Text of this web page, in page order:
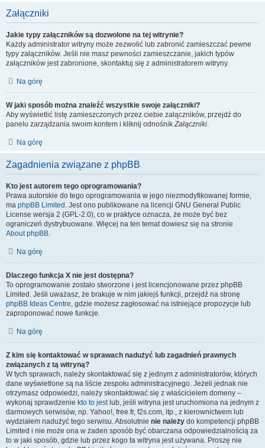
Załączniki
Jakie typy załączników są dozwolone na tej witrynie?
Każdy administrator witryny może zezwolić lub zabronić zamieszczać pewne
typy załączników. Jeśli nie masz pewności zamieszczanie, jakich typów
załączników jest zabronione, skontaktuj się z administratorem witryny.
Na górę
W jaki sposób można znaleźć wszystkie swoje załączniki?
Aby wyświetlić listę zamieszczonych przez ciebie załączników, przejdź do
panelu zarządzania swoim kontem i kliknij odnośnikZałączniki.
Na górę
Zagadnienia związane z phpBB
Kto jest autorem tego oprogramowania?
Prawa autorskie do tego oprogramowania w jego niezmodyfikowanej formie,
ma phpBB Limited . Jest ono publikowane na licencji GNU General Public
License wersja 2 (GPL-2.0), co w praktyce oznacza, że może być bez
ograniczeń dystrybuowane. Więcej na ten temat dowiesz się na stronie
About phpBB.
Na górę
Dlaczego funkcja X nie jest dostępna?
To oprogramowanie zostało stworzone i jest licencjonowane przez phpBB
Limited. Jeśli uważasz, że brakuje w nim jakiejś funkcji, przejdź na stronę
phpBB Ideas Centre, gdzie możesz zagłosować na istniejące propozycje lub
zaproponować nowe funkcje.
Na górę
Z kim się kontaktować w sprawach nadużyć lub zagadnień prawnych
związanych z tą witryną?
W tych sprawach, należy skontaktować się z jednym z administratorów, których
dane wyświetlone są na liście zespołu administracyjnego. Jeżeli jednak nie
otrzymasz odpowiedzi, należy skontaktować się z właścicielem domeny –
wykonaj sprawdzenie kto to jestlub, jeśli witryna jest uruchomiona na jednym z
darmowych serwisów, np. Yahoo!, free.fr, f2s.com, itp., z kierownictwem lub
wydziałem nadużyć tego serwisu. Absolutnie nie należy do kompetencji phpBB
Limited i nie może ona w żaden sposób być obarczana odpowiedzialnością za
to w jaki sposób, gdzie lub przez kogo ta witryna jest używana. Proszę nie